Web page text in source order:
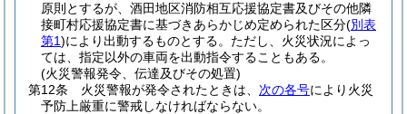
原則とするが、酒田地区消防相互応援協定書及びその他隣
接町村応援協定書に基づきあらかじめ定められた区分(別表
第1)により出動するものとする。 ただし、火災状況によっ
ては、指定以外の車両を出動指令することもある。
(火災警報発令、伝達及びその処置)
第12条
火災警報が発令されたときは、 次の各号により火災
予防上厳重に警戒しなければならない。